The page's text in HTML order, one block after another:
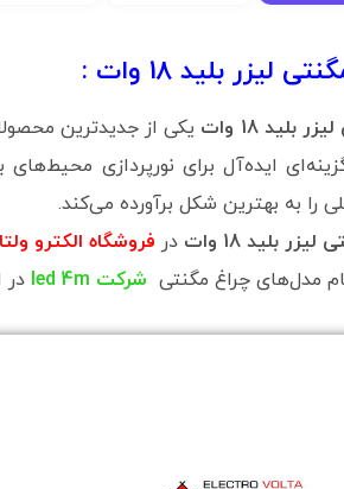
لیزر بلید 18 وات :
بلید 18 وات یکی از جدیدترین
ایده‌آل برای نورپردازی
را به بهترین شکل برآورده می‌کند.
بلید 18 وات
در فروشگاه الکترو ولتا
مدل‌های چراغ مگنتی شرکت led 4m در